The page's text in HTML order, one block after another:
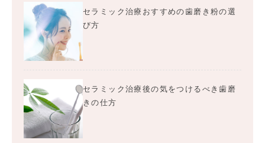
セラミック治療おすすめの歯磨き粉の選
び方
セラミック治療後の気をつけるべき歯磨
きの仕方